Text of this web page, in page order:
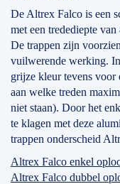
De Altrex Falco is een
met een tredediepte
De trappen zijn
vuilwerende werking. In
grijze kleur tevens voor
aan welke treden
niet staan). Door het
te klagen met deze
trappen onderscheid
Altrex Falco enkel
Altrex Falco dubbel